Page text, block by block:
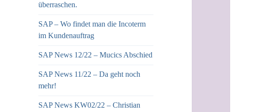
überraschen.
SAP – Wo findet man die Incoterm
im Kundenauftrag
SAP News 12/22 – Mucics Abschied
SAP News 11/22 – Da geht noch
mehr!
SAP News KW02/22 – Christian